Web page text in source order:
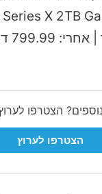
הצטרפו
הצטרפו לערוץ